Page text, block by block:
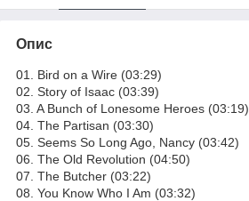
Опис
01. Bird on a Wire (03:29)
02. Story of Isaac (03:39)
03. A Bunch of Lonesome Heroes (03:19)
04. The Partisan (03:30)
05. Seems So Long Ago, Nancy (03:42)
06. The Old Revolution (04:50)
07. The Butcher (03:22)
08. You Know Who I Am (03:32)